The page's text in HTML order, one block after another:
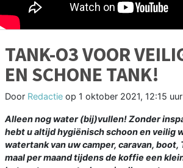
TANK-O3 VOOR
EN SCHONE TANK!
Door Redactie op 1 oktober 2021, 12:15 uur
Alleen nog water (bij)vullen! Zonder
hebt u altijd hygiënisch schoon en veilig
watertank van uw camper, caravan, boot,
maal per maand tijdens de koffie een